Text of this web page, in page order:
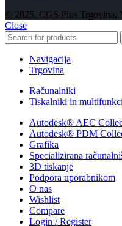
© 2025, CGS Plus Trgovina.
Close
Navigacija
Trgovina
Računalniki
Tiskalniki in
Autodesk® AEC
Autodesk® PDM
Grafika
Specializirana
3D tiskanje
Podpora uporabnikom
O nas
Wishlist
Compare
Login / Register